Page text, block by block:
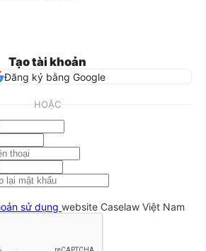
Tạo tài khoản
Đăng ký bằng Google
HOẶC
sử dụng website Caselaw Việt Nam